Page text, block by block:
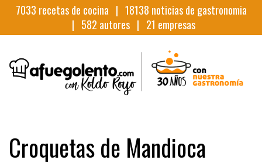
7033 recetas de cocina | 18138 noticias de gastronomia
| 582 autores | 21 empresas
Croquetas de Mandioca